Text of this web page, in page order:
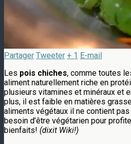
Partager Tweeter + 1 E-mail
Les pois chiches, comme toutes
aliment naturellement riche en
plusieurs vitamines et minéraux et
plus, il est faible en matières
aliments végétaux il ne contient
besoin d’être végétarien pour
bienfaits! (dixit Wiki!)